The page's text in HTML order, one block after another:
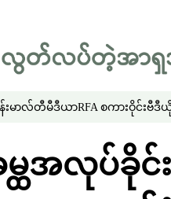
းမာလ်တီမီဒီယာRFA စကားဝိုင်းဗီဒီယို
ထအလုပ်ခိုင်